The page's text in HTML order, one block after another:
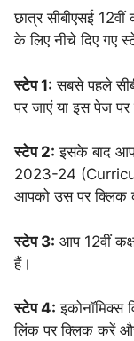
छात्र सीबीएसई
के लिए नीचे दिए गए
स्टेप 1: सबसे पहले
पर जाएं या इस पेज
स्टेप 2: इसके बाद
2023-24
आपको उस पर क्लिक
स्टेप 3: आप 12वीं
हैं।
स्टेप 4: इकोनॉमिक्स
लिंक पर क्लिक करें और